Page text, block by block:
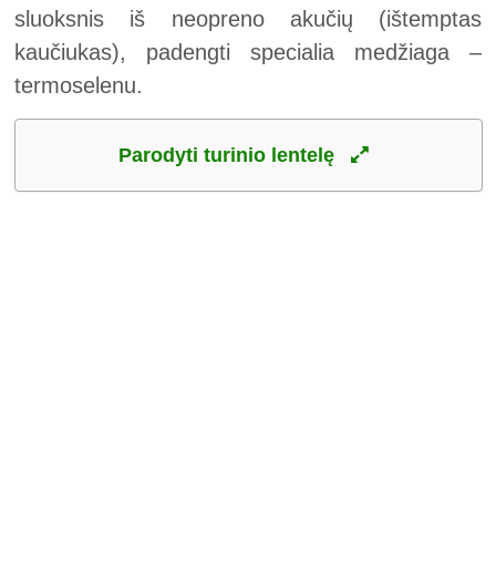
sluoksnis iš neopreno akučių (ištemptas
kaučiukas), padengti specialia medžiaga –
termoselenu.
Parodyti turinio lentelę